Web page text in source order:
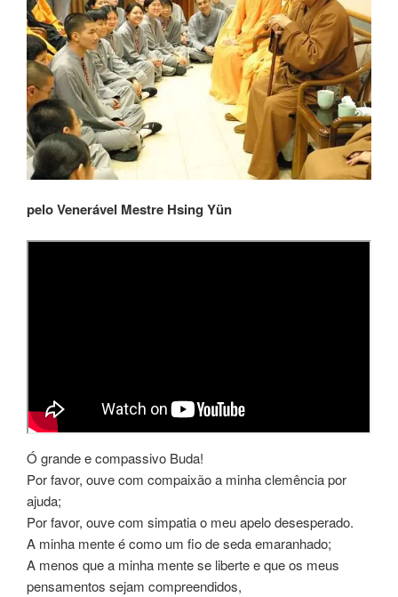
pelo Venerável Mestre Hsing Yün
Ó grande e compassivo Buda!
Por favor, ouve com compaixão a minha clemência por
ajuda;
Por favor, ouve com simpatia o meu apelo desesperado.
A minha mente é como um fio de seda emaranhado;
A menos que a minha mente se liberte e que os meus
pensamentos sejam compreendidos,